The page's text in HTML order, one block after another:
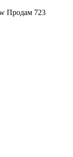
Продам 723